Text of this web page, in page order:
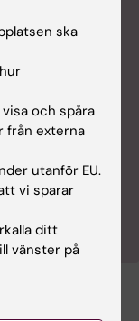
please
External
sida?
ska
och spåra
från externa
utanför EU.
vi sparar
ditt
vänster på